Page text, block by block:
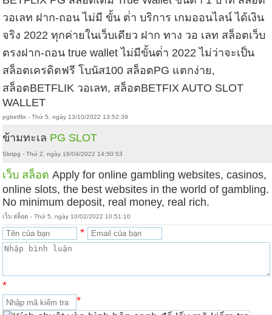
วอเลท ฝาก-ถอน ไม่มี ขั้น ต่ํา บริการ เกมออนไลน์ ได้เงิน
จริง 2022 ทุกค่ายในเว็บเดียว ฝาก ทาง วอ เลท สล็อตเว็บ
ตรงฝาก-ถอน true wallet ไม่มีขั้นต่ํา 2022 ไม่ว่าจะเป็น
สล็อตเครดิตฟรี โบนัส100 สล็อตPG แตกง่าย,
สล็อตBETFLIK วอเลท, สล็อตBETFIX AUTO SLOT
WALLET
pgbetflix - Thứ 5, ngày 13/10/2022 13:52:39
ข้ามทะเล PG SLOT
Slotpg - Thứ 2, ngày 18/04/2022 14:50:53
เว็บ สล็อต Apply for online gambling websites, casinos,
online slots, the best websites in the world of gambling.
No minimum deposit, real money, real rich.
เว็บ สล็อต - Thứ 5, ngày 10/02/2022 10:51:10
*
*
*